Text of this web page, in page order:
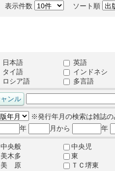
表示件数 ソート順
日本語 英語
タイ語
インドネシ
ロシア語
多言語
※発行年月の検索は雑誌の
年
月から 年
中央般 中央児
美木多
東
美 原
ＴＣ堺東